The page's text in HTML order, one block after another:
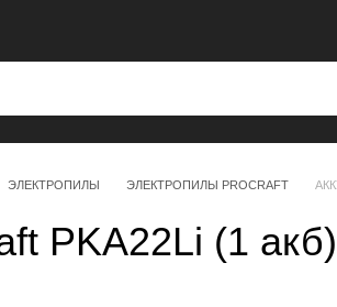
ЭЛЕКТРОПИЛЫ ЭЛЕКТРОПИЛЫ PROCRAFT
PKA22Li (1 акб)